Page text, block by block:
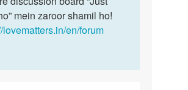
Devi
lal
mein zaroor shamil ho!
lovematters.in/en/forum